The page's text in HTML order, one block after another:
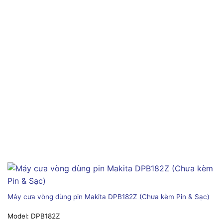
Máy cưa vòng dùng pin Makita DPB182Z (Chưa kèm Pin & Sạc)
Model: DPB182Z